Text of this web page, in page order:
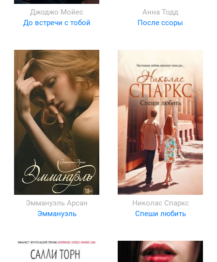
Джоджо Мойес
До встречи с тобой
Анна Тодд
После ссоры
Эммануэль Арсан
Эммануэль
Николас Спаркс
Спеши любить